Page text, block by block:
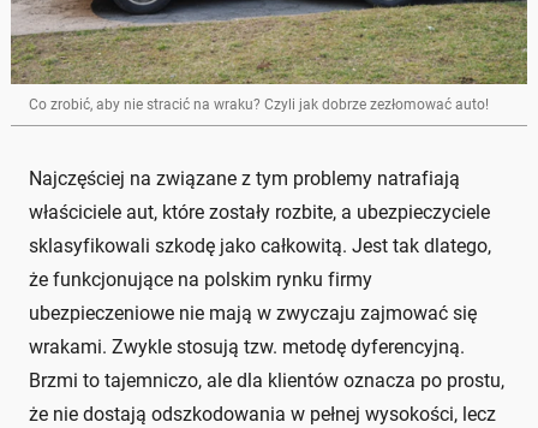
Co zrobić, aby nie stracić na wraku? Czyli jak dobrze zezłomować auto!
Najczęściej na związane z tym problemy natrafiają
właściciele aut, które zostały rozbite, a ubezpieczyciele
sklasyfikowali szkodę jako całkowitą. Jest tak dlatego,
że funkcjonujące na polskim rynku firmy
ubezpieczeniowe nie mają w zwyczaju zajmować się
wrakami. Zwykle stosują tzw. metodę dyferencyjną.
Brzmi to tajemniczo, ale dla klientów oznacza po prostu,
że nie dostają odszkodowania w pełnej wysokości, lecz